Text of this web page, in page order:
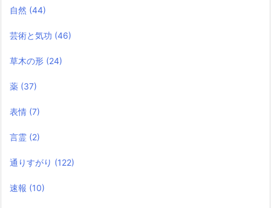
自然 (44)
芸術と気功 (46)
草木の形 (24)
薬 (37)
表情 (7)
言霊 (2)
通りすがり (122)
速報 (10)